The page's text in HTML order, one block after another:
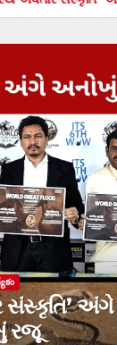
సినిమా
హృదయాలను
‘ప్రేమ డైరీలో